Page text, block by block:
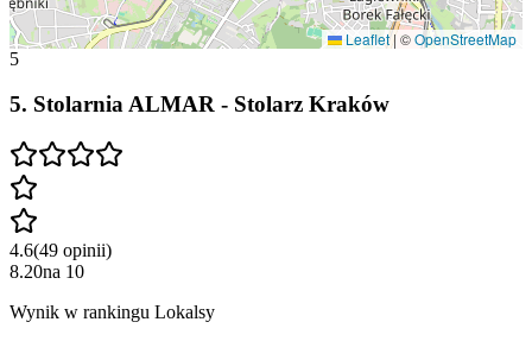
Leaflet|©OpenStreetMap
5
5. Stolarnia ALMAR - Stolarz Kraków
4.6(49 opinii)
8.20na 10
Wynik w rankingu Lokalsy